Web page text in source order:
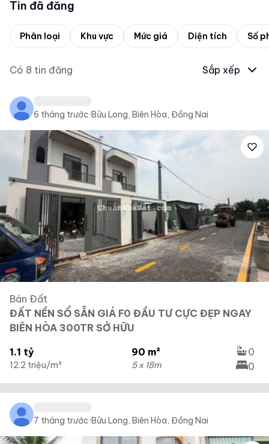
Tin đã đăng
Phân loại Khu vực Mức giá Diện tích Số
Có 8 tin đăng Sắp xếp
6 tháng trước·Bửu Long, Biên Hòa, Đồng Nai
Bán Đất
ĐẤT NỀN SỔ SẴN GIÁ F0 ĐẦU TƯ CỰC ĐẸP NGAY
BIÊN HÒA 300TR SỞ HỮU
1.1 tỷ
12.2 triệu/m²
90 m²
5 x 18m
0
0
7 tháng trước·Bửu Long, Biên Hòa, Đồng Nai